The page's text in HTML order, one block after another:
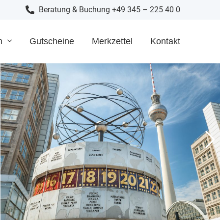
Beratung & Buchung +49 345 – 225 40 0
Gutscheine Merkzettel Kontakt